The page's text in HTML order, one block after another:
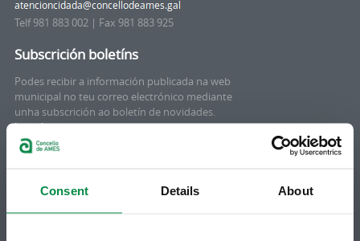
Consent Details About
Telf 981 883 002 | Fax 981 883 925
Subscrición boletíns
Podes recibir a información publicada na web
municipal no teu correo electrónico mediante
unha subscrición ao boletín de novidades.
Ligazón.